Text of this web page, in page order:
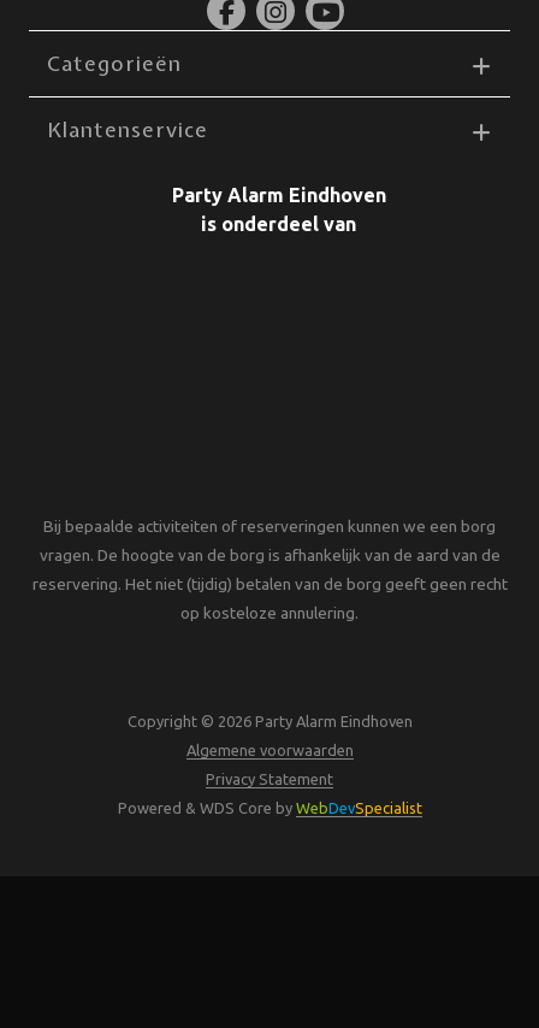
Categorieën
Klantenservice
Party Alarm Eindhoven
is onderdeel van
Bij bepaalde activiteiten of reserveringen kunnen we een borg
vragen. De hoogte van de borg is afhankelijk van de aard van de
reservering. Het niet (tijdig) betalen van de borg geeft geen recht
op kosteloze annulering.
Copyright © 2026 Party Alarm Eindhoven
Algemene voorwaarden
Privacy Statement
Powered & WDS Core by WebDevSpecialist